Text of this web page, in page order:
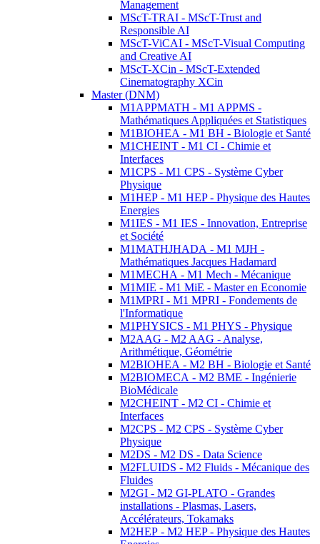
Management
MScT-TRAI - MScT-Trust and
Responsible AI
MScT-ViCAI - MScT-Visual Computing
and Creative AI
MScT-XCin - MScT-Extended
Cinematography XCin
Master (DNM)
M1APPMATH - M1 APPMS -
Mathématiques Appliquées et Statistiques
M1BIOHEA - M1 BH - Biologie et Santé
M1CHEINT - M1 CI - Chimie et
Interfaces
M1CPS - M1 CPS - Système Cyber
Physique
M1HEP - M1 HEP - Physique des Hautes
Energies
M1IES - M1 IES - Innovation, Entreprise
et Société
M1MATHJHADA - M1 MJH -
Mathématiques Jacques Hadamard
M1MECHA - M1 Mech - Mécanique
M1MIE - M1 MiE - Master en Economie
M1MPRI - M1 MPRI - Fondements de
l'Informatique
M1PHYSICS - M1 PHYS - Physique
M2AAG - M2 AAG - Analyse,
Arithmétique, Géométrie
M2BIOHEA - M2 BH - Biologie et Santé
M2BIOMECA - M2 BME - Ingénierie
BioMédicale
M2CHEINT - M2 CI - Chimie et
Interfaces
M2CPS - M2 CPS - Système Cyber
Physique
M2DS - M2 DS - Data Science
M2FLUIDS - M2 Fluids - Mécanique des
Fluides
M2GI - M2 GI-PLATO - Grandes
installations - Plasmas, Lasers,
Accélérateurs, Tokamaks
M2HEP - M2 HEP - Physique des Hautes